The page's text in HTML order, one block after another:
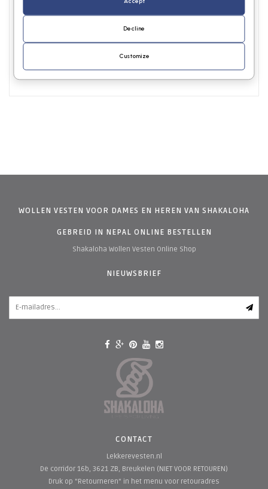
Gebreid wollen Shakaloha vest met 3 schuine banen in de kleuren
grijs, blauw en oranje. De capuchon is half zwart en half beige en is
vest heeft steekzakken en een af te sluiten binnenzak en is geheel
gevoerd met warme en zachte fleece.
WOLLEN VESTEN VOOR DAMES EN HEREN VAN SHAKALOHA
GEBREID IN NEPAL ONLINE BESTELLEN
Shakaloha Wollen Vesten Online Shop
NIEUWSBRIEF
CONTACT
Lekkerevesten.nl
De corridor 16b, 3621 ZB, Breukelen (NIET VOOR RETOUREN)
Druk op "Retourneren" in het menu voor retouradres
Decline
Customize